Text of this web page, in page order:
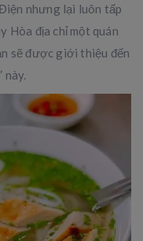
nhưng lại luôn tấp
Hòa địa chỉ một quán
sẽ được giới thiệu đến
này.